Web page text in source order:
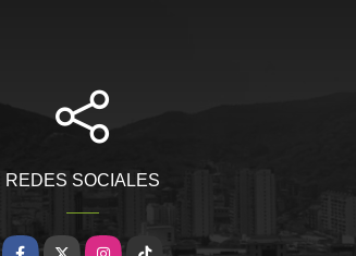
REDES SOCIALES
Facebook
X InstagramTikTok